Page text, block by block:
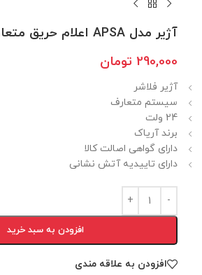
آژیر مدل APSA اعلام حریق متعارف آرياك
290,000 تومان
آژیر فلاشر
سیستم متعارف
24 ولت
برند آریاک
دارای گواهی اصالت کالا
دارای تاییدیه آتش نشانی
افزودن به سبد خرید
افزودن به علاقه مندی